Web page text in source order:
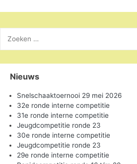
naar:
Nieuws
Snelschaaktoernooi 29 mei 2026
32e ronde interne competitie
31e ronde interne competitie
Jeugdcompetitie ronde 23
30e ronde interne competitie
Jeugdcompetitie ronde 23
29e ronde interne competitie